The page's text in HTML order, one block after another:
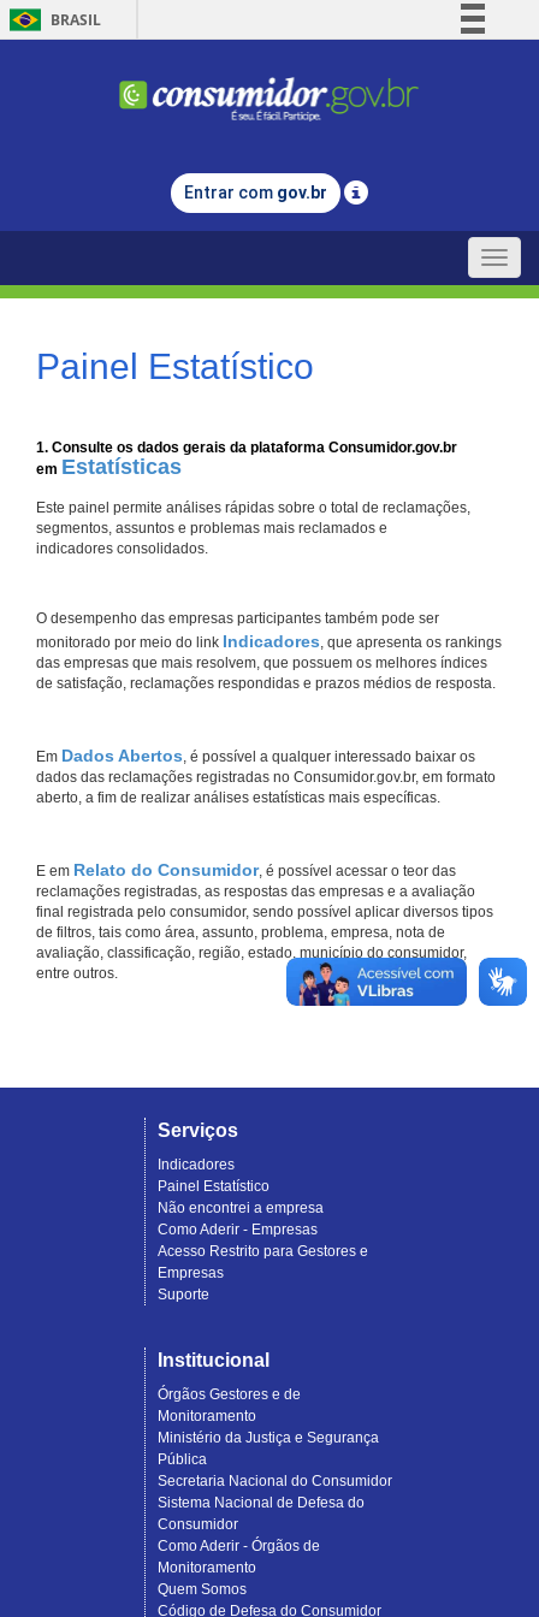
BRASIL
Comunica BR
Legislação
Entrar com gov.br
Toggle
Painel Estatístico
1. Consulte os dados gerais da plataforma Consumidor.gov.br
em Estatísticas
Este painel permite análises rápidas sobre o total de reclamações,
segmentos, assuntos e problemas mais reclamados e
indicadores consolidados.
O desempenho das empresas participantes também pode ser
monitorado por meio do link Indicadores, que apresenta os rankings
das empresas que mais resolvem, que possuem os melhores índices
de satisfação, reclamações respondidas e prazos médios de resposta.
Em Dados Abertos, é possível a qualquer interessado baixar os
dados das reclamações registradas no Consumidor.gov.br, em formato
aberto, a fim de realizar análises estatísticas mais específicas.
E em Relato do Consumidor, é possível acessar o teor das
reclamações registradas, as respostas das empresas e a avaliação
final registrada pelo consumidor, sendo possível aplicar diversos tipos
de filtros, tais como área, assunto, problema, empresa, nota de
avaliação, classificação, região, estado, município do consumidor,
entre outros.
Serviços
Indicadores
Painel Estatístico
Não encontrei a empresa
Como Aderir - Empresas
Acesso Restrito para Gestores e
Empresas
Suporte
Institucional
Órgãos Gestores e de
Monitoramento
Ministério da Justiça e Segurança
Pública
Secretaria Nacional do Consumidor
Sistema Nacional de Defesa do
Consumidor
Como Aderir - Órgãos de
Monitoramento
Quem Somos
Código de Defesa do Consumidor